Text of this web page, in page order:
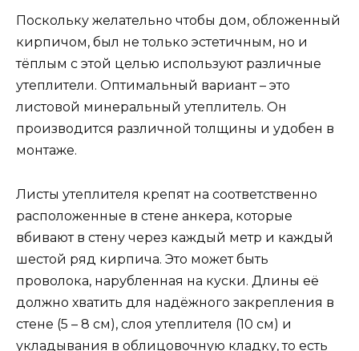
Поскольку желательно чтобы дом, обложенный
кирпичом, был не только эстетичным, но и
тёплым с этой целью используют различные
утеплители. Оптимальный вариант – это
листовой минеральный утеплитель. Он
производится различной толщины и удобен в
монтаже.
Листы утеплителя крепят на соответственно
расположенные в стене анкера, которые
вбивают в стену через каждый метр и каждый
шестой ряд кирпича. Это может быть
проволока, нарубленная на куски. Длины её
должно хватить для надёжного закрепления в
стене (5 – 8 см), слоя утеплителя (10 см) и
укладывания в облицовочную кладку, то есть